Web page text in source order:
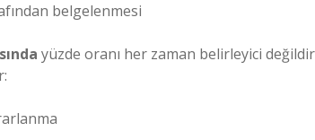
belgelenmesi
yüzde oranı her zaman belirleyici